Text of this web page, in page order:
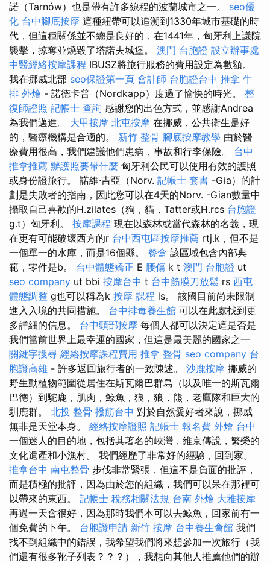
諾（Tarnów）也是帶有許多線程的波蘭城市之一。 seo優
化 台中腳底按摩 這種紐帶可以追溯到1330年城市基礎的時
代，但這種關係並不總是良好的，在1441年，匈牙利上議院
襲擊，掠奪並燒毀了塔諾夫城堡。 澳門 台胞證 設立辦事處
中醫經絡按摩課程 IBUSZ將旅行服務的費用設定為數額。
我在挪威北部 seo保證第一頁 會計師 台胞證台中 推拿 牛
排 外燴 - 諾德卡普（Nordkapp）度過了愉快的時光。 整
復師證照 記帳士 查詢 感謝您的出色方式，並感謝Andrea
為我們邁進。 大甲按摩 北屯按摩 在挪威，公共衛生是好
的，醫療機構是合適的。 新竹 整骨 腳底按摩教學 由於醫
療費用很高，我們建議他們患病，事故和行李保險。 台中
推拿推薦 辦護照要帶什麼 匈牙利公民可以使用有效的護照
或身份證旅行。 諾維·吉亞（Norv. 記帳士 套書 -Gia）的計
劃是失敗者的指南，因此您可以在4天的Norv. -Gian數量中
攝取自己喜歡的H.zilates（狗，貓，Tatter或H.rcs 台胞證
g.t）匈牙利。 按摩課程 現在以森林或當代森林的名義，現
在更有可能破壞西方的r 台中西屯區按摩推薦 rtj.k，但不是
一個單一的水庫，而是16個縣。 餐盒 該區域包含內部典
範，零件是b。 台中體態矯正 E 腰傷 k t 澳門 台胞證 ut
seo company ut bbi 按摩台中 t 台中筋膜刀放鬆 rs 西屯
體態調整 g也可以稱為k 按摩 課程 ls。 該國目前尚未限制
進入入境的共同措施。 台中排毒養生館 可以在此處找到更
多詳細的信息。 台中頭部按摩 每個人都可以決定這是否是
我們當前世界上最幸運的國家，但這是最美麗的國家之一
關鍵字搜尋 經絡按摩課程費用 推拿 整骨 seo company 台
胞證高雄 - 許多返回旅行者的一致陳述。 沙鹿按摩 挪威的
野生動植物範圍從居住在斯瓦爾巴群島（以及唯一的斯瓦爾
巴德）到駝鹿，肌肉，鯨魚，狼，狼，熊，老鷹隊和巨大的
馴鹿群。 北投 整骨 撥筋台中 對於自然愛好者來說，挪威
無非是天堂本身。 經絡按摩證照 記帳士 報名費 外燴 台中
一個迷人的目的地，包括其著名的峽灣，維京傳說，繁榮的
文化遺產和小漁村。 我們經歷了非常好的經驗，回到家。
推拿台中 南屯整骨 步伐非常緊張，但這不是負面的批評，
而是積極的批評，因為由於您的組織，我們可以呆在那裡可
以帶來的東西。 記帳士 稅務相關法規 台南 外燴 大雅按摩
再過一天會很好，因為那時我們本可以去鯨魚，回家前有一
個免費的下午。 台胞證申請 新竹 按摩 台中養生會館 我們
找不到組織中的錯誤，我希望我們將來想參加一次旅行（我
們還有很多靴子列表？？？），我想向其他人推薦他們的辦